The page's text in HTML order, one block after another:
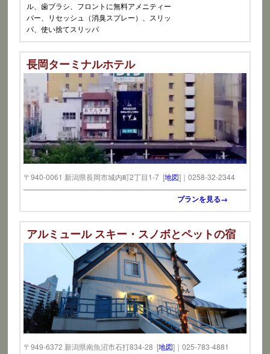
ル、歯ブラシ、フロントに無料アメニティー
バー、リセッシュ（消臭スプレー）、スリッ
パ、使い捨てスリッパ
長岡ターミナルホテル
〒940-0061 新潟県長岡市城内町2丁目1-7 [地図]｜0258-32-2344
プランを見る→
アルミュール スキー・スノボとペットの宿
〒949-6372 新潟県南魚沼市石打834-28 [地図]｜025-783-4881